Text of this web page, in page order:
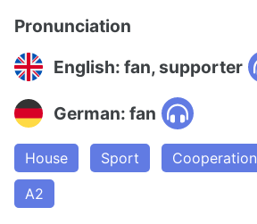
Pronunciation
English: fan, supporter
German: fan
House Sport Cooperation
A2